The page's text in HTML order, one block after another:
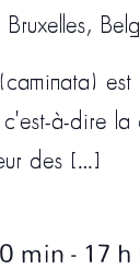
à-dire
des […]
min - 17 h